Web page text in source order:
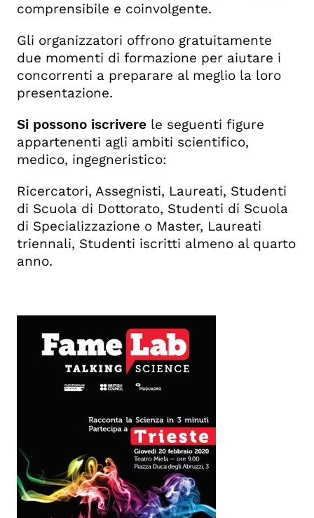
comprensibile e coinvolgente.
Gli organizzatori offrono gratuitamente
due momenti di formazione per aiutare i
concorrenti a preparare al meglio la loro
presentazione.
Si possono iscrivere le seguenti figure
appartenenti agli ambiti scientifico,
medico, ingegneristico:
Ricercatori, Assegnisti, Laureati, Studenti
di Scuola di Dottorato, Studenti di Scuola
di Specializzazione o Master, Laureati
triennali, Studenti iscritti almeno al quarto
anno.